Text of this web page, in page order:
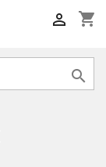
shopping_cart

